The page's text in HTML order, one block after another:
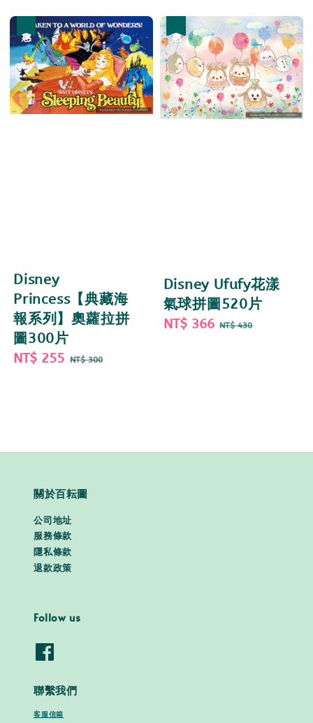
Disney
Princess【典藏海
報系列】奧蘿拉拼
圖300片
Sale
NT$ 255 Regular
NT$ 300
Disney Ufufy花漾
氣球拼圖520片
Sale
NT$ 366 Regular
NT$ 430
關於百耘圖
公司地址
服務條款
隱私條款
退款政策
Follow us
聯繫我們
客服信箱